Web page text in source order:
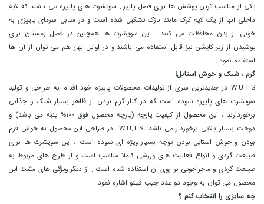
یکی از مناسب ترین پوشش ها برای فصل پاییز , سویشرت های پاییزه می باشند که لایه
داخلی آنها از یک لایه کرک مانند نازک تشکیل شده است و در مقابل سرمای پاییزی به
خوبی از بدن محافظت می کنند . این سویشرت ها همچنین در فصل زمستان برای
پوشیدن از زیر کاپشن نیز قابل استفاده می باشند و در اوایل بهار هم می توان از آن ها
استفاده نمود .
گرم ، شیک و خوش استایل!
W.U.T.S در جدیدترین سری از تولیدات محصولات پاییزه خود اقدام به طراحی و تولید
سویشرت های پاییزه نموده است که در کنار گرم بودن از ظاهر بسیار شیک و جذابی
برخوردارند ، این محصول از کیفیت پارچه (پارچه محصول فوق 100% پنبه می باشد) و
دوخت بسیار بالایی برخوردار می باشد ،W.U.T.S در طراحی این محصول به خوش فرم
بودن و خوش استایل بودن توجه بسیار ویژه ای نموده است ، این سویشرت ها برای
طبیعت گردی و انواع فعالیت های ورزشی کاملا مناسب است و از طرح های مربوط به
طبیعت گردی و ماجراجویی بر روی آن استفاده شده است . از دیگر ویژگی های مثبت این
محصول می توان به وجود دو عدد جیب فیلتو اشاره نمود .
چه سایزی را انتخاب کنم ؟